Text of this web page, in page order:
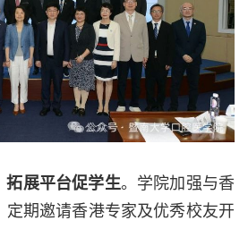
拓展平台促学生。学院加强与香
定期邀请香港专家及优秀校友开